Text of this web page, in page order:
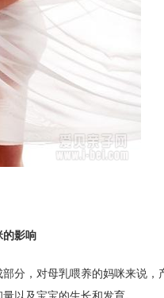
的影响
分，对母乳喂养的妈咪来说，